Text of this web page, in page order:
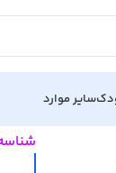
سایر موارد